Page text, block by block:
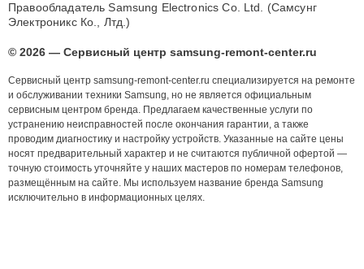
Правообладатель Samsung Electronics Co. Ltd. (Самсунг
Электроникс Ко., Лтд.)
© 2026 — Сервисный центр samsung-remont-center.ru
Сервисный центр samsung-remont-center.ru специализируется на ремонте
и обслуживании техники Samsung, но не является официальным
сервисным центром бренда. Предлагаем качественные услуги по
устранению неисправностей после окончания гарантии, а также
проводим диагностику и настройку устройств. Указанные на сайте цены
носят предварительный характер и не считаются публичной офертой —
точную стоимость уточняйте у наших мастеров по номерам телефонов,
размещённым на сайте. Мы используем название бренда Samsung
исключительно в информационных целях.